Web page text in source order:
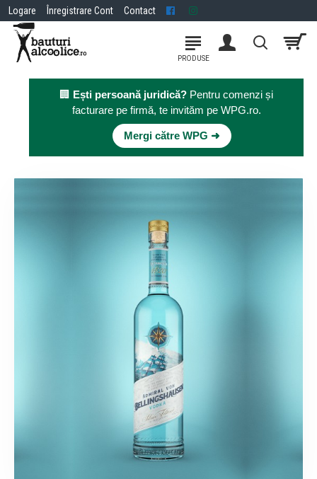
Logare Înregistrare Cont Contact
🏢 Ești persoană juridică? Pentru comenzi și
facturare pe firmă, te invităm pe WPG.ro.
Mergi către WPG ➜